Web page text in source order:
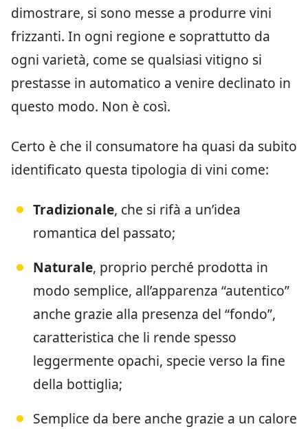
dimostrare, si sono messe a produrre vini
frizzanti. In ogni regione e soprattutto da
ogni varietà, come se qualsiasi vitigno si
prestasse in automatico a venire declinato in
questo modo. Non è così.
Certo è che il consumatore ha quasi da subito
identificato questa tipologia di vini come:
Tradizionale, che si rifà a un’idea
romantica del passato;
Naturale, proprio perché prodotta in
modo semplice, all’apparenza “autentico”
anche grazie alla presenza del “fondo”,
caratteristica che li rende spesso
leggermente opachi, specie verso la fine
della bottiglia;
Semplice da bere anche grazie a un calore